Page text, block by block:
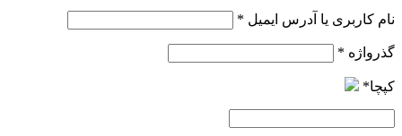
نام کاربری یا آدرس ایمیل *
گذرواژه *
کپچا*